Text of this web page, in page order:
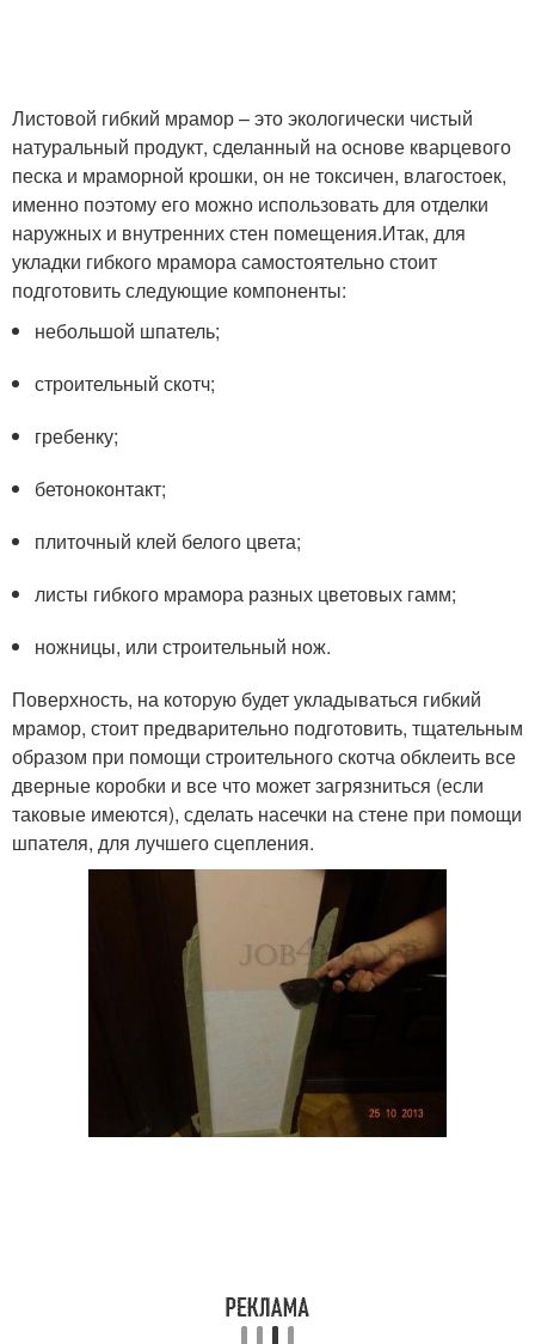
Листовой гибкий мрамор – это экологически чистый
натуральный продукт, сделанный на основе кварцевого
песка и мраморной крошки, он не токсичен, влагостоек,
именно поэтому его можно использовать для отделки
наружных и внутренних стен помещения.Итак, для
укладки гибкого мрамора самостоятельно стоит
подготовить следующие компоненты:
небольшой шпатель;
строительный скотч;
гребенку;
бетоноконтакт;
плиточный клей белого цвета;
листы гибкого мрамора разных цветовых гамм;
ножницы, или строительный нож.
Поверхность, на которую будет укладываться гибкий
мрамор, стоит предварительно подготовить, тщательным
образом при помощи строительного скотча обклеить все
дверные коробки и все что может загрязниться (если
таковые имеются), сделать насечки на стене при помощи
шпателя, для лучшего сцепления.